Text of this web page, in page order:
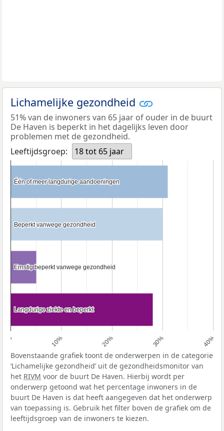
Lichamelijke gezondheid
51% van de inwoners van 65 jaar of ouder in de buurt
De Haven is beperkt in het dagelijks leven door
problemen met de gezondheid.
Leeftijdsgroep:
18 tot 65 jaar
0% 10% 20% 30% 40%
Één of meer langdurige aandoeningen
Één of meer langdurige aandoeningen
Beperkt vanwege gezondheid
Beperkt vanwege gezondheid
Ernstig beperkt vanwege gezondheid
Ernstig beperkt vanwege gezondheid
Langdurige ziekte en beperkt
Langdurige ziekte en beperkt
Bovenstaande grafiek toont de onderwerpen in de categorie
‘Lichamelijke gezondheid’ uit de gezondheidsmonitor van
het RIVM voor de buurt De Haven. Hierbij wordt per
onderwerp getoond wat het percentage inwoners in de
buurt De Haven is dat heeft aangegeven dat het onderwerp
van toepassing is. Gebruik het filter boven de grafiek om de
leeftijdsgroep van de inwoners te kiezen.